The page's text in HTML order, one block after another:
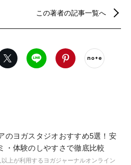
ーイングを実現するための情報を発
この著者の記事一覧へ
X（旧twitter）
LINE Pinterest
のヨガスタジオおすすめ5選！安
・体験のしやすさで徹底比較
上が利用するヨガジャーナルオンライン